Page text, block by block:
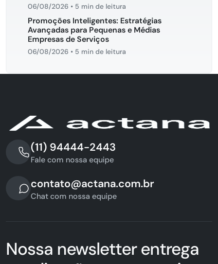
06/08/2026 • 5 min de leitura
Promoções Inteligentes: Estratégias
Avançadas para Pequenas e Médias
Empresas de Serviços
06/08/2026 • 5 min de leitura
(11) 94444-2443
Fale com nossa equipe
contato@actana.com.br
Chat com nossa equipe
Nossa newsletter entrega